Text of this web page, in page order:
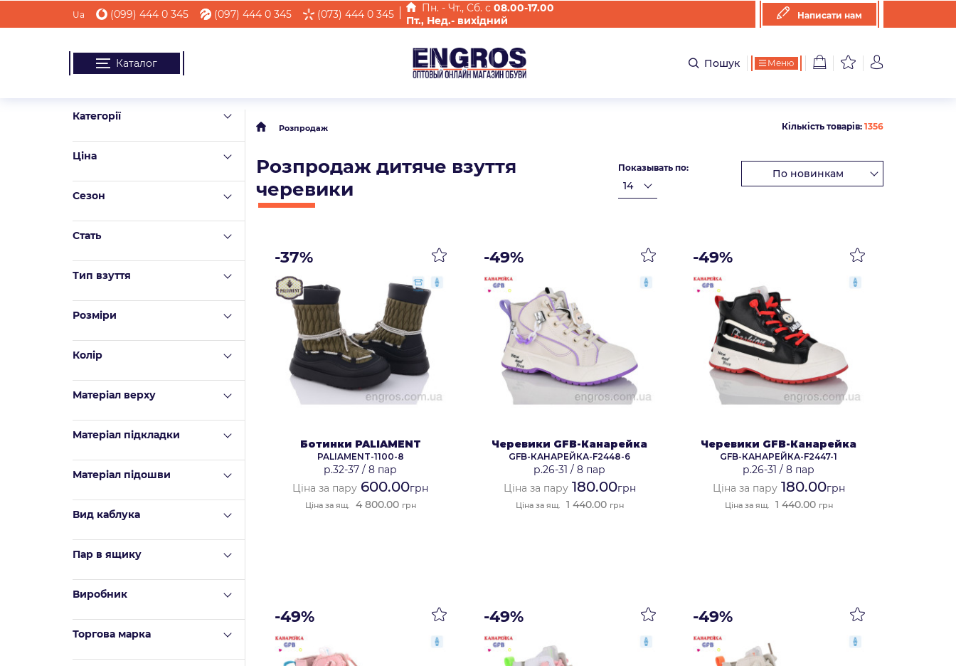
Ua (099) 444 0 345 (097) 444 0 345 (073) 444 0 345 Пн. - Чт., Cб. с 08.00-17.00
Пт., Нед.- вихідний
Написати нам
Каталог Пошук Меню
Категорії
Ціна
Сезон
Стать
Тип взуття
Розміри
Колір
Матеріал верху
Mатеріал підкладки
Матеріал підошви
Вид каблука
Пар в ящику
Виробник
Торгова марка
Розпродаж Кількість товарів: 1356
Розпродаж дитяче взуття
черевики
Показывать по:
-37%
Ботинки PALIAMENT
PALIAMENT-1100-8
р.32-37 /8 пар
Ціна за пару 600.00грн
Ціна за ящ. 4 800.00 грн
-49%
Черевики GFB-Канарейка
GFB-КАНАРЕЙКА-F2448-6
р.26-31 /8 пар
Ціна за пару180.00грн
Ціна за ящ. 1 440.00 грн
-49%
Черевики GFB-Канарейка
GFB-КАНАРЕЙКА-F2447-1
р.26-31 /8 пар
Ціна за пару180.00грн
Ціна за ящ. 1 440.00 грн
-49% -49% -49%